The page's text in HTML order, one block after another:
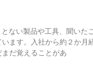
ない製品や工具、聞いた
ます。入社から約２か月
だ覚えることがあ